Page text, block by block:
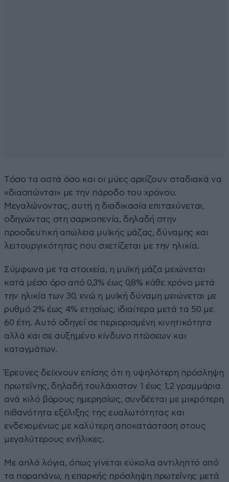
Tόσο τα οστά όσο και οι μύες αρχίζουν σταδιακά να
«διασπώνται» με την πάροδο του χρόνου.
Μεγαλώνοντας, αυτή η διαδικασία επιταχύνεται,
οδηγώντας στη σαρκοπενία, δηλαδή στην
προοδευτική απώλεια μυϊκής μάζας, δύναμης και
λειτουργικότητας που σχετίζεται με την ηλικία.
Σύμφωνα με τα στοιχεία, η μυϊκή μάζα μειώνεται
κατά μέσο όρο από 0,3% έως 0,8% κάθε χρόνο μετά
την ηλικία των 30, ενώ η μυϊκή δύναμη μειώνεται με
ρυθμό 2% έως 4% ετησίως, ιδιαίτερα μετά τα 50 με
60 έτη. Αυτό οδηγεί σε περιορισμένη κινητικότητα
αλλά και σε αυξημένο κίνδυνο πτώσεων και
καταγμάτων.
Έρευνες δείχνουν επίσης ότι η υψηλότερη πρόσληψη
πρωτεΐνης, δηλαδή τουλάχιστον 1 έως 1,2 γραμμάρια
ανά κιλό βάρους ημερησίως, συνδέεται με μικρότερη
πιθανότητα εξέλιξης της ευαλωτότητας και
ενδεχομένως με καλύτερη αποκατάσταση στους
μεγαλύτερους ενήλικες.
Με απλά λόγια, όπως γίνεται εύκολα αντιληπτό από
τα παραπάνω, η επαρκής πρόσληψη πρωτεΐνης μετά